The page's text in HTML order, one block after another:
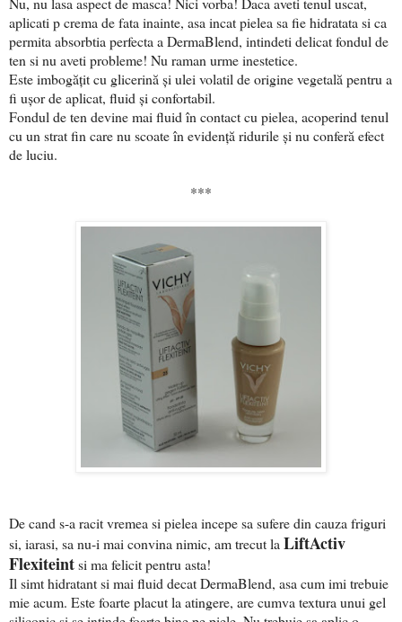
aplicati p crema de fata inainte, asa incat pielea sa fie hidratata si ca
permita absorbtia perfecta a DermaBlend, intindeti delicat fondul de
ten si nu aveti probleme! Nu raman urme inestetice.
Este imbogățit cu glicerină şi ulei volatil de origine vegetală pentru a
fi ușor de aplicat, fluid și confortabil.
Fondul de ten devine mai fluid în contact cu pielea, acoperind tenul
cu un strat fin care nu scoate în evidență ridurile și nu conferă efect
de luciu.
***
De cand s-a racit vremea si pielea incepe sa sufere din cauza friguri
si, iarasi, sa nu-i mai convina nimic, am trecut la LiftActiv
Flexiteintsi ma felicit pentru asta!
Il simt hidratant si mai fluid decat DermaBlend, asa cum imi trebuie
mie acum. Este foarte placut la atingere, are cumva textura unui gel